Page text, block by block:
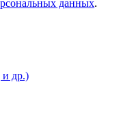
данных.
и др.)